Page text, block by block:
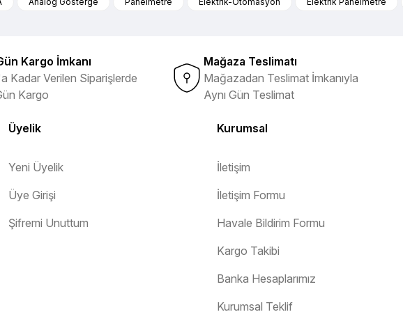
Kargo İmkanı
Kadar Verilen Siparişlerde
Kargo
Mağaza Teslimatı
Mağazadan Teslimat İmkanıyla
Aynı Gün Teslimat
Üyelik
Yeni Üyelik
Üye Girişi
Şifremi Unuttum
Kurumsal
İletişim
İletişim Formu
Havale Bildirim Formu
Kargo Takibi
Banka Hesaplarımız
Kurumsal Teklif